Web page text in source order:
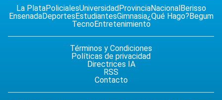
La PlataPolicialesUniversidad ProvinciaNacional Berisso
EnsenadaDeportes EstudiantesGimnasia¿Qué Hago? Begum
TecnoEntretenimiento
Términos y Condiciones
Políticas de privacidad
Directrices IA
RSS
Contacto